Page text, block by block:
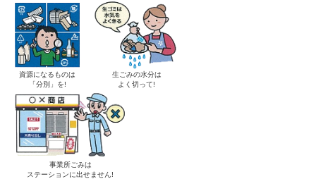
資源になるものは
「分別」を!
生ごみの水分は
よく切って!
事業所ごみは
ステーションに出せません!